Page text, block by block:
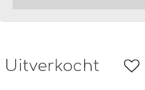
Uitverkocht